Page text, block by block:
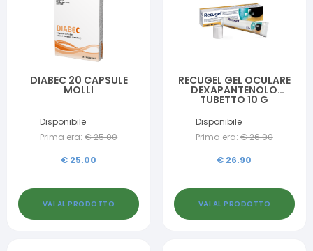
DIABEC 20 CAPSULE
MOLLI
Disponibile
Prima era: €25.00
€ 25.00
VAI AL PRODOTTO
RECUGEL GEL OCULARE
DEXAPANTENOLO
TUBETTO 10 G
Disponibile
Prima era: €26.90
€ 26.90
VAI AL PRODOTTO